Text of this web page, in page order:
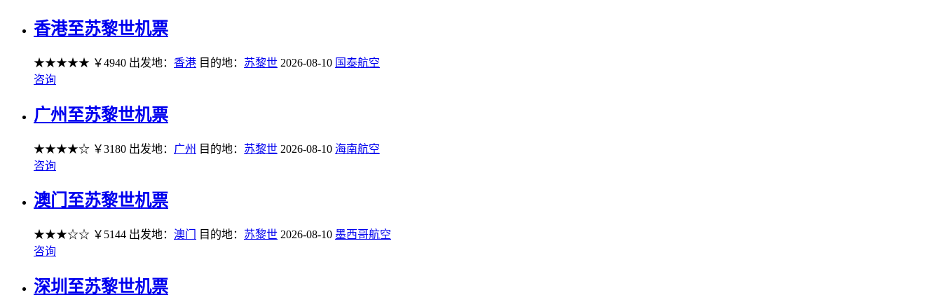
香港至苏黎世机票
★★★★★ ￥4940 出发地： 香港 目的地： 苏黎世 2026-08-10 国泰航空
咨询
广州至苏黎世机票
★★★★☆ ￥3180 出发地： 广州 目的地： 苏黎世 2026-08-10 海南航空
咨询
澳门至苏黎世机票
★★★☆☆ ￥5144 出发地： 澳门 目的地： 苏黎世 2026-08-10 墨西哥航空
咨询
深圳至苏黎世机票